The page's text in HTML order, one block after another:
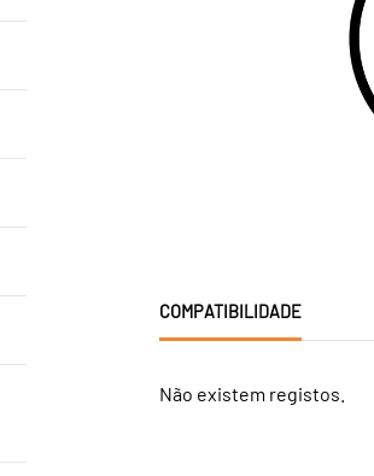
COMPATIBILIDADE
Não existem registos.